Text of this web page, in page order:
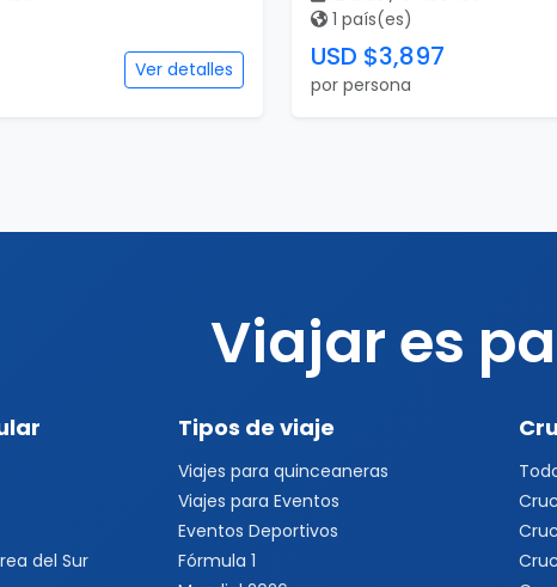
Ver detalles
1 país(es)
USD $3,897
por persona
Viajar es
del Sur
Tipos de viaje
Viajes para quinceaneras
Viajes para Eventos
Eventos Deportivos
Fórmula 1